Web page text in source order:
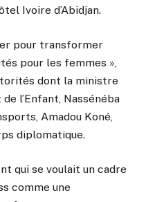
Ivoire d’Abidjan.
pour transformer
pour les femmes »,
dont la ministre
l’Enfant, Nassénéba
Amadou Koné,
diplomatique.
qui se voulait un cadre
comme une